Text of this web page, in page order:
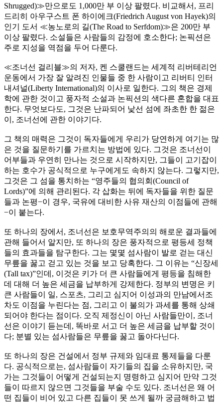
Shrugged)≫만으로도 1,000만 부 이상 팔렸다. 비교해서, 프리
드리히 아우구스트 폰 하이에크(Friedrich August von Hayek)의
인기 도서 ≪농노로의 길(The Road to Serfdom)≫은 200만 부
이상 팔렸다. 소설들은 사람들의 감정에 호소한다; 논픽션은
주로 지성을 역점을 두어 다룬다.
≪조너선 걸리블≫의 저자, 켄 스쿨랜드는 세계적 리버테리언
운동에서 가장 잘 알려진 인물들 중 한 사람이고 리버티 인터
내셔널(Liberty International)의 이사로 일한다. 그의 책은 경제
학에 관한 것이고 풍자적 소설과 논픽션의 색다른 혼합을 대표
한다. 무엇보다도, 그것은 난파되어 낯선 섬에 좌초한 한 젊은
이, 조너선에 관한 이야기다.
그 책의 매력은 그것이 독자들에게 우리가 당연하게 여기는 많
은 것을 질문하기를 가르치는 방법에 있다. 그것은 조너선이
어부들과 우연히 만나는 것으로 시작하지만, 그들이 고기잡이
하는 호수가 공식적으로 누구에게도 속하지 않는다. 그렇지만,
그것은 그 섬을 통치하는 “영주들의 협의회(Council of
Lords)”에 의해 관리된다. 각 삽화는 뒤에 독자들을 위한 질문
들과 논평−이 경우, 국유에 대비한 사유 재산의 이점들에 관해
−이 붙는다.
또 하나의 장에서, 조너선은 보호무역주의의 해로운 결과들에
관해 들어서 알지만, 또 하나의 장은 풍자적으로 평등세 정책
들의 효과들을 탐구한다. 그는 몇몇 섬사람이 발로 걷는 대신
무릎을 꿇고 걷고 있는 것을 보고 당혹한다. 그 이유는 “신장세
(Tall tax)”인데, 이것은 키가 더 큰 사람들에게 평등을 침해한
데 대해 더 높은 세금을 납부하게 강제한다. 정부의 변명은 키
큰 사람들이 일, 스포츠, 그리고 심지어 이성과의 만남에서조
차도 이점을 누린다는 점, 그리고 이 불의가 과세를 통해 상쇄
되어야 한다는 점이다. 오직 제정신이 아닌 사람들만이, 조너
선은 이야기 듣는데, 똑바로 서고 더 높은 세금을 납부할 것이
다; 분별 있는 섬사람들은 무릎을 꿇고 돌아다닌다.
또 하나의 장은 건설에서 정부 규제와 임대료 통제들을 다룬
다. 공식적으로는, 섬사람들이 자기들의 집을 소유하지만, 국
가는 그것들이 어떻게 건설되는지 명령하고 심지어 만약 그것
들이 따르지 않으면 그것들을 부술 수도 있다. 조너선은 왜 어
떤 집들이 비어 있고 다른 집들이 못 쓰게 될까 궁금해하고 법